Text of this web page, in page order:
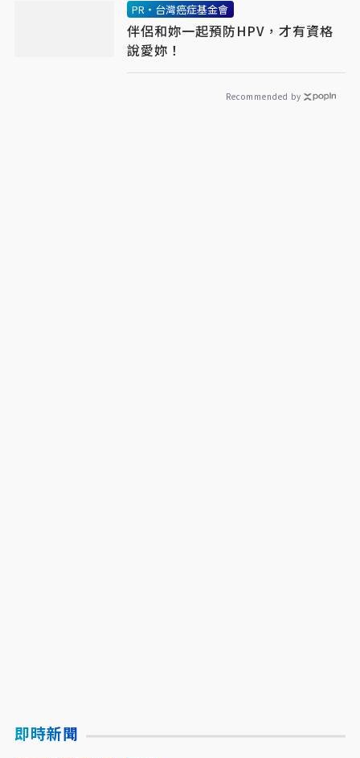
PR・台灣癌症基金會
伴侶和妳一起預防HPV，才有資格
說愛妳！
Recommended by
即時新聞